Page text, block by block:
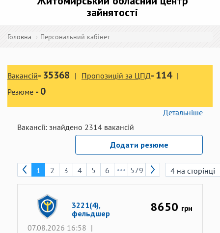
зайнятості
Головна Персональний кабінет
Вакансій- 35368 Пропозицій за ЦПД-114
Резюме -0
Детальніше
Вакансії: знайдено 2314 вакансій
Додати резюме
1 2 3 4 5 6 579
3221(4),
фельдшер
8650 грн
07.08.2026 16:58 |